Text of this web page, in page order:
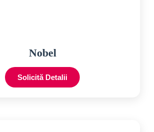
Nobel
Solicită Detalii